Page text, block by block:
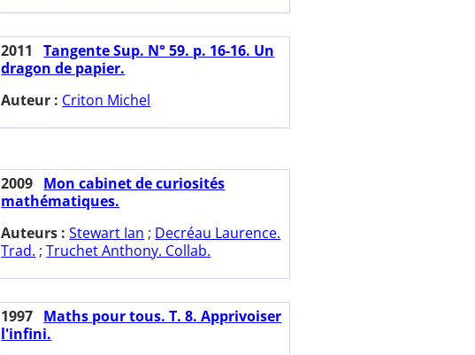
2011
Tangente Sup. N° 59. p. 16-16. Un
dragon de papier.
Auteur : Criton Michel
2009 Mon cabinet de curiosités
mathématiques.
Auteurs :Stewart Ian ; Decréau Laurence.
Trad. ;Truchet Anthony. Collab.
1997 Maths pour tous. T. 8. Apprivoiser
l'infini.